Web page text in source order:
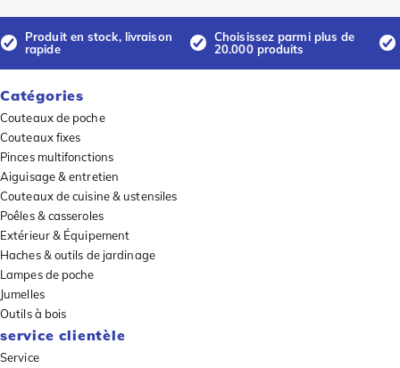
Produit en stock, livraison
rapide
Choisissez parmi plus de
20.000 produits
Catégories
Couteaux de poche
Couteaux fixes
Pinces multifonctions
Aiguisage & entretien
Couteaux de cuisine & ustensiles
Poêles & casseroles
Extérieur & Équipement
Haches & outils de jardinage
Lampes de poche
Jumelles
Outils à bois
service clientèle
Service